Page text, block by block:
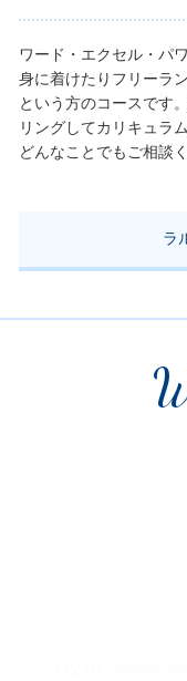
ワード・エクセル・パ
身に着けたりフリーラ
という方のコースです
リングしてカリキュラ
どんなことでもご相談
ラ